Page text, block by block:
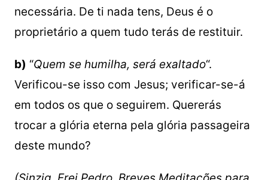
necessária. De ti nada tens, Deus é o
proprietário a quem tudo terás de restituir.
b) “Quem se humilha, será exaltado“.
Verificou-se isso com Jesus; verificar-se-á
em todos os que o seguirem. Quererás
trocar a glória eterna pela glória passageira
deste mundo?